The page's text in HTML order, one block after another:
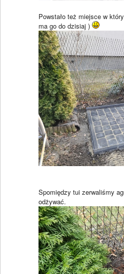
Powstało też miejsce w
ma go do dzisiaj )
Spomiędzy tui zerwaliśmy
odżywać.